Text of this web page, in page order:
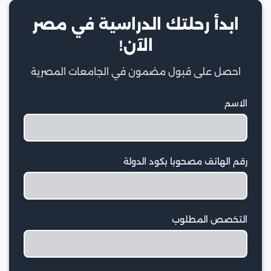
ابدأ رحلتك الدراسية في مصر
الآن!
احصل على قبول مضمون في الجامعات المصرية
الاسم
رقم الهاتف مصحوبا بكود الدولة
التخصص المطلوب